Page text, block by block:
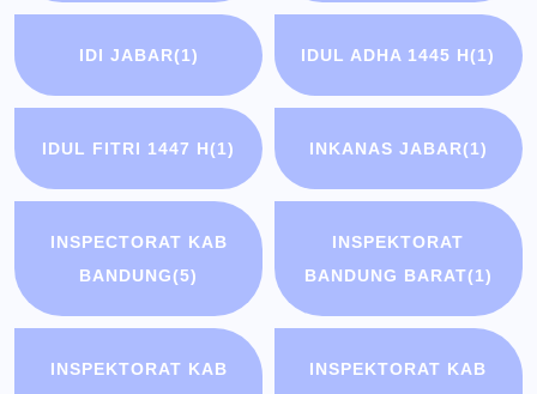
IDI JABAR(1) IDUL ADHA 1445 H(1)
IDUL FITRI 1447 H(1) INKANAS JABAR(1)
INSPECTORAT KAB
BANDUNG(5)
INSPEKTORAT
BANDUNG BARAT(1)
INSPEKTORAT KAB
INSPEKTORAT KAB